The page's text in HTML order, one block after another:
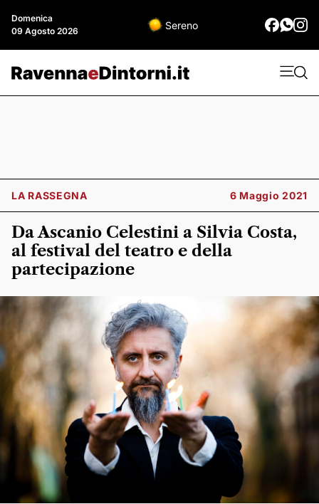
Domenica
09 Agosto 2026
Sereno
LA RASSEGNA 6 Maggio 2021
Da Ascanio Celestini a Silvia Costa,
al festival del teatro e della
partecipazione